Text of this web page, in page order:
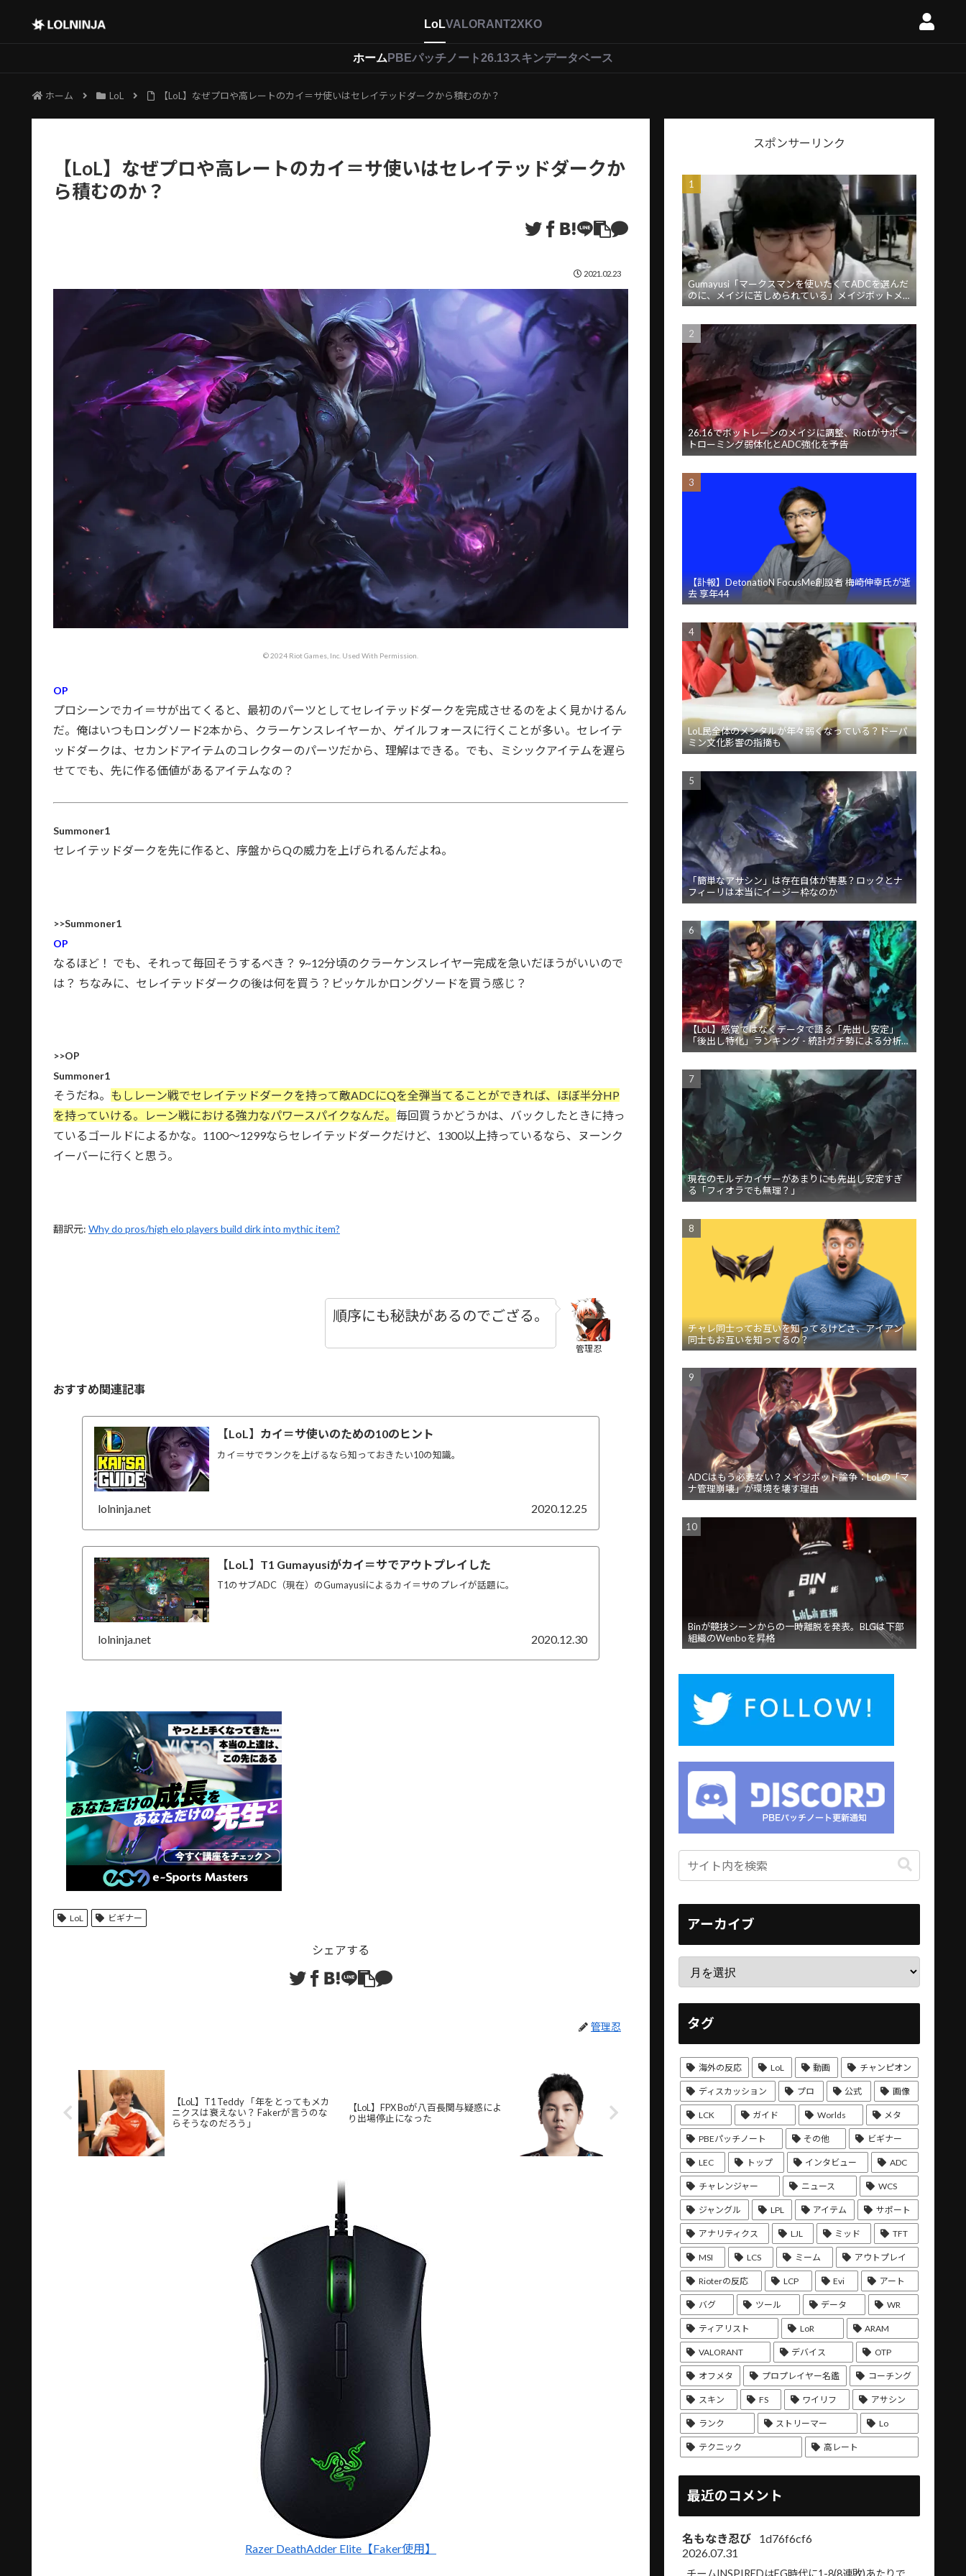
LoLVALORANT2XKO
ホーム PBEパッチノート26.13スキンデータベース
ホーム LoL 【LoL】なぜプロや高レートのカイ＝サ使いはセレイテッドダークから積むのか？
【LoL】なぜプロや高レートのカイ＝サ使いはセレイテッドダークか
ら積むのか？
2021.02.23
© 2024 Riot Games, Inc. Used With Permission.
OP
プロシーンでカイ＝サが出てくると、最初のパーツとしてセレイテッドダークを完成させるのをよく見かけるん
だ。俺はいつもロングソード2本から、クラーケンスレイヤーか、ゲイルフォースに行くことが多い。セレイテ
ッドダークは、セカンドアイテムのコレクターのパーツだから、理解はできる。でも、ミシックアイテムを遅ら
せてでも、先に作る価値があるアイテムなの？
Summoner1
セレイテッドダークを先に作ると、序盤からQの威力を上げられるんだよね。
>>Summoner1
OP
なるほど！ でも、それって毎回そうするべき？ 9~12分頃のクラーケンスレイヤー完成を急いだほうがいいので
は？ ちなみに、セレイテッドダークの後は何を買う？ピッケルかロングソードを買う感じ？
>>OP
Summoner1
そうだね。 もしレーン戦でセレイテッドダークを持って敵ADCにQを全弾当てることができれば、ほぼ半分HP
を持っていける。レーン戦における強力なパワースパイクなんだ。 毎回買うかどうかは、バックしたときに持っ
ているゴールドによるかな。1100〜1299ならセレイテッドダークだけど、1300以上持っているなら、ヌーンク
イーバーに行くと思う。
翻訳元: Why do pros/high elo players build dirk into mythic item?
管理忍
順序にも秘訣があるのでござる。
おすすめ関連記事
【LoL】カイ＝サ使いのための10のヒント
カイ＝サでランクを上げるなら知っておきたい10の知識。
lolninja.net 2020.12.25
【LoL】T1 Gumayusiがカイ＝サでアウトプレイした
T1のサブADC（現在）のGumayusiによるカイ＝サのプレイが話題に。
lolninja.net 2020.12.30
LoL ビギナー
シェアする
管理忍
【LoL】T1 Teddy 「年をとってもメカ
ニクスは衰えない？ Fakerが言うのな
らそうなのだろう」
【LoL】FPX Boが八百長関与疑惑によ
り出場停止になった
Razer DeathAdder Elite【Faker使用】
スポンサーリンク
Gumayusi「マークスマンを使いたくてADCを選んだ
のに、メイジに苦しめられている」メイジボットメ
タに苦言
26.16でボットレーンのメイジに調整、Riotがサポー
トローミング弱体化とADC強化を予告
【訃報】DetonatioN FocusMe創設者 梅崎伸幸氏が逝
去 享年44
LoL民全体のメンタルが年々弱くなっている？ドーパ
ミン文化影響の指摘も
「簡単なアサシン」は存在自体が害悪？ロックとナ
フィーリは本当にイージー枠なのか
【LoL】感覚ではなくデータで語る「先出し安定」
「後出し特化」ランキング - 統計ガチ勢による分析が
話題
現在のモルデカイザーがあまりにも先出し安定すぎ
る「フィオラでも無理？」
チャレ同士ってお互いを知ってるけどさ、アイアン
同士もお互いを知ってるの？
ADCはもう必要ない？メイジボット論争：LoLの「マ
ナ管理崩壊」が環境を壊す理由
Binが競技シーンからの一時離脱を発表。BLGは下部
組織のWenboを昇格
アーカイブ
タグ
海外の反応 LoL 動画 チャンピオン
ディスカッション プロ 公式 画像
LCK ガイド Worlds メタ
PBEパッチノート その他 ビギナー
LEC トップ インタビュー ADC
チャレンジャー ニュース WCS
ジャングル LPL アイテム サポート
アナリティクス LJL ミッド TFT
MSI LCS ミーム アウトプレイ
Rioterの反応 LCP Evi アート
バグ ツール データ WR
ティアリスト LoR ARAM
VALORANT デバイス OTP
オフメタ プロプレイヤー名鑑 コーチング
スキン FS ワイリフ アサシン
ランク ストリーマー Lo
テクニック 高レート
最近のコメント
名もなき忍び
1d76f6cf6
2026.07.31
チームINSPIREDはEG時代に1-8(8連敗)あたりで